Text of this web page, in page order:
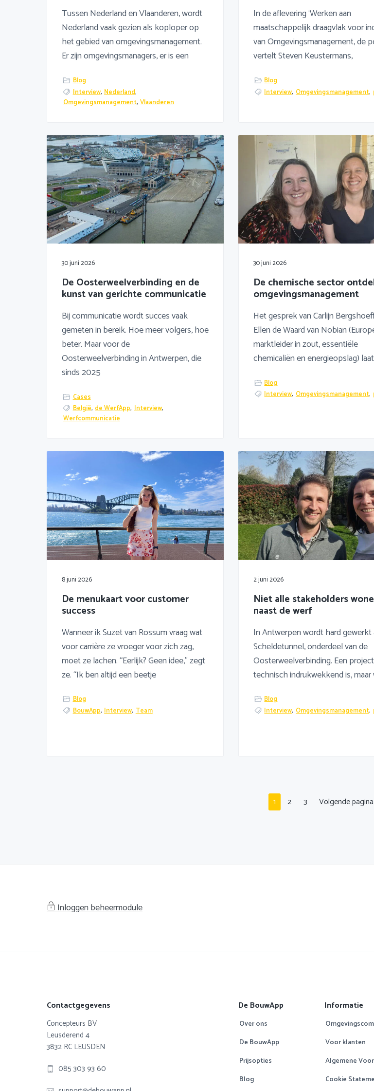
Tussen Nederland en Vlaanderen, wordt
Nederland vaak gezien als koploper op
het gebied van omgevingsmanagement.
Er zijn omgevingsmanagers, er is een
Blog
Interview, Nederland,
Omgevingsmanagement, Vlaanderen
In de aflevering ‘Werken aan
maatschappelijk draagvlak voor
van Omgevingsmanagement, de
vertelt Steven Keustermans,
Blog
Interview, Omgevingsmanagement,
30 juni 2026
De Oosterweelverbinding en de
kunst van gerichte communicatie
Bij communicatie wordt succes vaak
gemeten in bereik. Hoe meer volgers, hoe
beter. Maar voor de
Oosterweelverbinding in Antwerpen, die
sinds 2025
Cases
België, de WerfApp, Interview,
Werfcommunicatie
30 juni 2026
De chemische sector
omgevingsmanagement
Het gesprek van Carlijn
Ellen de Waard van Nobian
marktleider in zout, essentiële
chemicaliën en energieopslag) laat
Blog
Interview, Omgevingsmanagement,
8 juni 2026
De menukaart voor customer
success
Wanneer ik Suzet van Rossum vraag wat
voor carrière ze vroeger voor zich zag,
moet ze lachen. “Eerlijk? Geen idee,” zegt
ze. “Ik ben altijd een beetje
Blog
BouwApp, Interview, Team
2 juni 2026
Niet alle stakeholders
naast de werf
In Antwerpen wordt hard gewerkt
Scheldetunnel, onderdeel van de
Oosterweelverbinding. Een
technisch indrukwekkend is, maar
Blog
Interview, Omgevingsmanagement,
Pagina
1 Pagina
2 Pagina
3
Ga
Volgende
Inloggen beheermodule
Contactgegevens
Concepteurs BV
Leusderend 4
3832 RC LEUSDEN
085 303 93 60
De BouwApp
Over ons
De BouwApp
Prijsopties
Blog
Informatie
Voor klanten
Algemene
Cookie